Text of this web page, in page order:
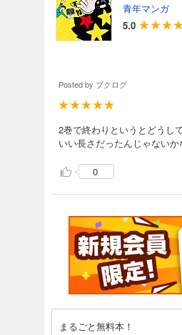
青年マンガ
5.0
Posted by ブクログ
2巻で終わりというとどうし
いい長さだったんじゃない
0
まるごと無料本！